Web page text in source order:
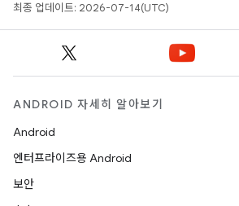
최종 업데이트: 2026-07-14(UTC)
ANDROID 자세히 알아보기
Android
엔터프라이즈용 Android
보안